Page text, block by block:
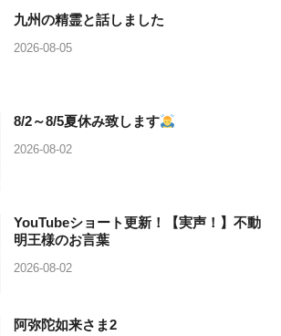
九州の精霊と話しました
2026-08-05
8/2～8/5夏休み致します
2026-08-02
YouTubeショート更新！【実声！】不動
明王様のお言葉
2026-08-02
阿弥陀如来さま2